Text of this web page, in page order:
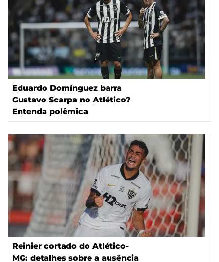
Eduardo Domínguez barra
Gustavo Scarpa no Atlético?
Entenda polêmica
Reinier cortado do Atlético-
MG: detalhes sobre a ausência